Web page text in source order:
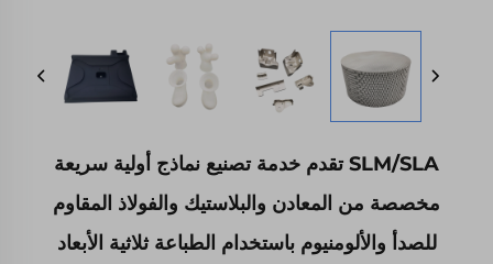
SLM/SLA تقدم خدمة تصنيع نماذج أولية سريعة
مخصصة من المعادن والبلاستيك والفولاذ المقاوم
للصدأ والألومنيوم باستخدام الطباعة ثلاثية الأبعاد